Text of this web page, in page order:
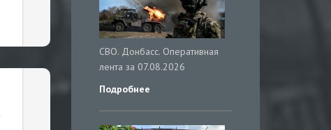
СВО. Донбасс. Оперативная
лента за 07.08.2026
Подробнее